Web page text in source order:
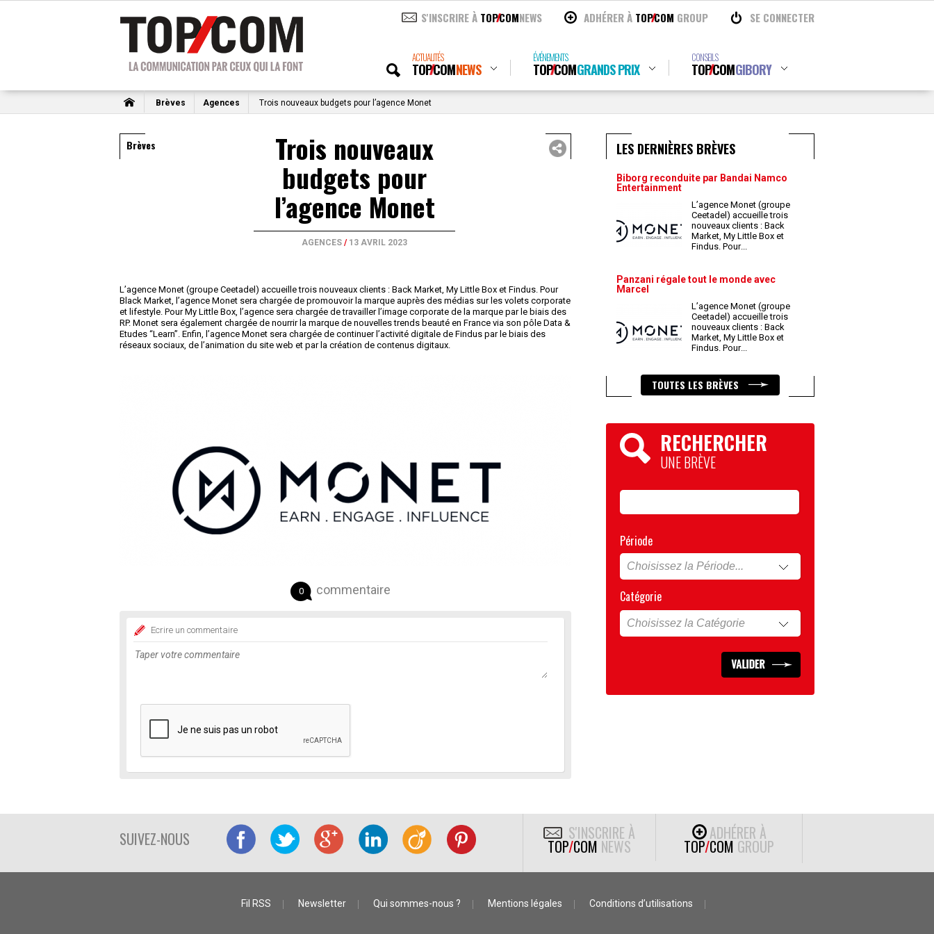
S'INSCRIRE À TOPCOMNEWS ADHÉRER À TOPCOM GROUP SE CONNECTER
ACTUALITÉS
TOPCOMNEWS
ÉVÉNEMENTS
TOPCOMGRANDS PRIX
CONSEILS
TOPCOMGIBORY
Brèves Agences Trois nouveaux budgets pour l’agence Monet
Brèves Trois nouveaux
budgets pour
l’agence Monet
AGENCES / 13 AVRIL 2023
L’agence Monet (groupe Ceetadel) accueille trois nouveaux clients : Back Market, My Little Box et Findus. Pour
Black Market, l’agence Monet sera chargée de promouvoir la marque auprès des médias sur les volets corporate
et lifestyle. Pour My Little Box, l’agence sera chargée de travailler l’image corporate de la marque par le biais des
RP. Monet sera également chargée de nourrir la marque de nouvelles trends beauté en France via son pôle Data &
Etudes “Learn”. Enfin, l’agence Monet sera chargée de continuer l’activité digitale de Findus par le biais des
réseaux sociaux, de l’animation du site web et par la création de contenus digitaux.
0 commentaire
Ecrire un commentaire
LES DERNIÈRES BRÈVES
Biborg reconduite par Bandai Namco
Entertainment
L’agence Monet (groupe
Ceetadel) accueille trois
nouveaux clients : Back
Market, My Little Box et
Findus. Pour...
Panzani régale tout le monde avec
Marcel
L’agence Monet (groupe
Ceetadel) accueille trois
nouveaux clients : Back
Market, My Little Box et
Findus. Pour...
TOUTES LES BRÈVES
RECHERCHER
UNE BRÈVE
Période
Catégorie
SUIVEZ-NOUS S'INSCRIRE À
TOP/COM NEWS
ADHÉRER À
TOP/COM GROUP
Fil RSS Newsletter Qui sommes-nous ? Mentions légales Conditions d’utilisations